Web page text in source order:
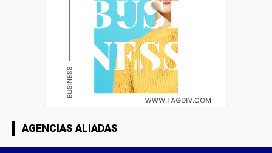
AGENCIAS ALIADAS